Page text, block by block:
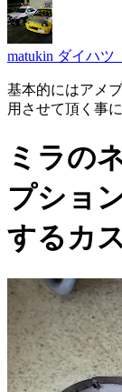
matukin ダイハツ
基本的にはアメ
用させて頂く事
ミラの
プショ
するカ